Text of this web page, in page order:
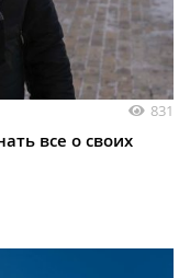
831
все о своих